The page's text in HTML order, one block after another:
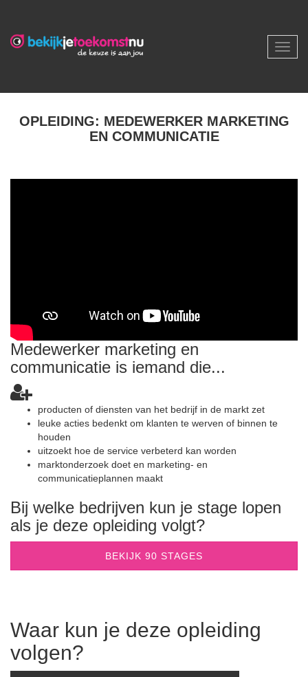
OPLEIDING: MEDEWERKER MARKETING
EN COMMUNICATIE
Medewerker marketing en
communicatie is iemand die...
producten of diensten van het bedrijf in de markt zet
leuke acties bedenkt om klanten te werven of binnen te
houden
uitzoekt hoe de service verbeterd kan worden
marktonderzoek doet en marketing- en
communicatieplannen maakt
Bij welke bedrijven kun je stage lopen
als je deze opleiding volgt?
BEKIJK 90 STAGES
Waar kun je deze opleiding
volgen?